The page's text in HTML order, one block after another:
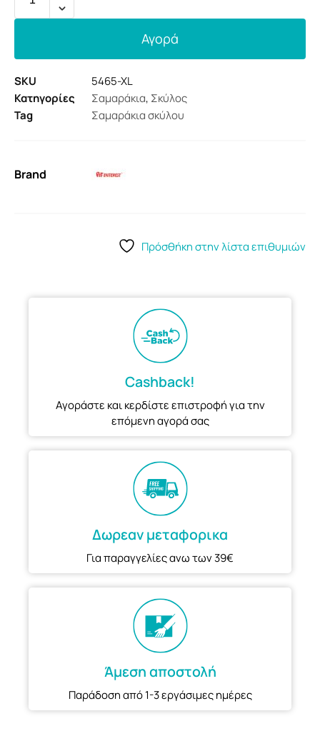
Αγορά
SKU
5465-XL
Κατηγορίες
Σαμαράκια, Σκύλος
Tag
Σαμαράκια σκύλου
Brand
Πρόσθήκη στην λίστα επιθυμιών
Cashback!
Αγοράστε και κερδίστε επιστροφή για την
επόμενη αγορά σας
Δωρεαν μεταφορικα
Για παραγγελίες ανω των 39€
Άμεση αποστολή
Παράδοση από 1-3 εργάσιμες ημέρες